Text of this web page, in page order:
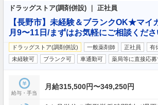
ドラッグストア(調剤併設) ｜ 正社員
【長野市】未経験＆ブランクOK★マイ
月9〜11日/まずはお気軽にご相談くださ
ドラッグストア(調剤併設) 一般薬剤師 正社員 有
未経験可
ブランク可 車通勤可 薬局等に直接応募
給与・手当
月給315,500円〜349,250円